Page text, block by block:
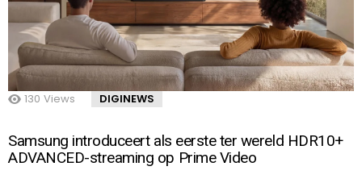
130 Views DIGINEWS
Samsung introduceert als eerste ter wereld HDR10+
ADVANCED-streaming op Prime Video